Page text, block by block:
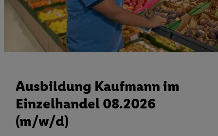
Ausbildung Kaufmann im
Einzelhandel 08.2026
(m/w/d)